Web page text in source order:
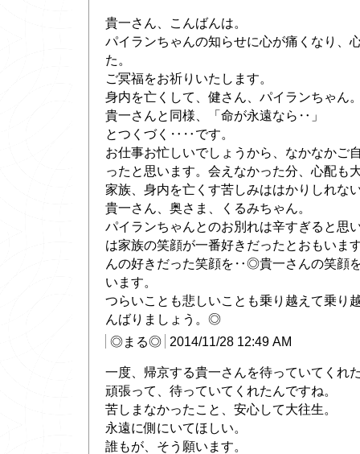
貴一さん、こんばんは。
パイランちゃんの知らせに心が痛くなり、
た。
ご冥福をお祈りいたします。
身内を亡くして、健さん、パイランちゃん
貴一さんと同様、「命が永遠なら‥」
とつくづく‥‥です。
お仕事お忙しいでしょうから、なかなかご
ったと思います。会えなかった分、心配も
家族、身内を亡くす苦しみははかりしれな
貴一さん、奥さま、くるみちゃん。
パイランちゃんとのお別れは辛すぎると思
は家族の笑顔が一番好きだったとおもいま
んの好きだった笑顔を‥◎貴一さんの笑顔
います。
つらいことも悲しいことも乗り越えて乗
んばりましょう。◎
◎まる◎
2014/11/28 12:49 AM
一度、帰京する貴一さんを待っていてくれ
頑張って、待っていてくれたんですね。
苦しまなかったこと、安心して大往生。
永遠に側にいてほしい。
誰もが、そう願います。